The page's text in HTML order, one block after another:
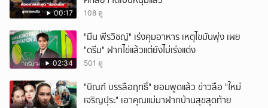
00:17 108 ดู
02:34
"มีน พีรวิชญ์" เร่งคุมอาหาร เหตุไขมันพุ่ง เผย
"ดรีม" ฝากไข่แล้วแต่ยังไม่เร่งแต่ง
501 ดู
"บิณฑ์ บรรลือฤทธิ์" ยอมพูดแล้ว ข่าวลือ "ใหม่
เจริญปุระ" เอาคุณแม่มาฝากบ้านสุขสุดท้าย